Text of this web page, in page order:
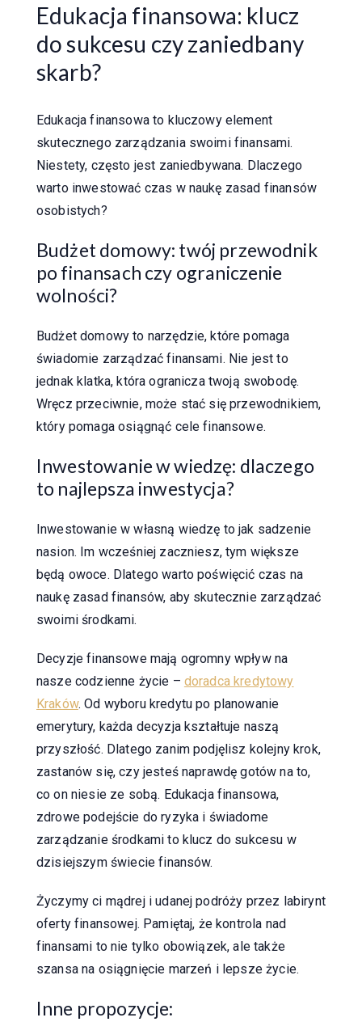
Edukacja finansowa: klucz
do sukcesu czy zaniedbany
skarb?
Edukacja finansowa to kluczowy element
skutecznego zarządzania swoimi finansami.
Niestety, często jest zaniedbywana. Dlaczego
warto inwestować czas w naukę zasad finansów
osobistych?
Budżet domowy: twój przewodnik
po finansach czy ograniczenie
wolności?
Budżet domowy to narzędzie, które pomaga
świadomie zarządzać finansami. Nie jest to
jednak klatka, która ogranicza twoją swobodę.
Wręcz przeciwnie, może stać się przewodnikiem,
który pomaga osiągnąć cele finansowe.
Inwestowanie w wiedzę: dlaczego
to najlepsza inwestycja?
Inwestowanie w własną wiedzę to jak sadzenie
nasion. Im wcześniej zaczniesz, tym większe
będą owoce. Dlatego warto poświęcić czas na
naukę zasad finansów, aby skutecznie zarządzać
swoimi środkami.
Decyzje finansowe mają ogromny wpływ na
nasze codzienne życie – doradca kredytowy
Kraków. Od wyboru kredytu po planowanie
emerytury, każda decyzja kształtuje naszą
przyszłość. Dlatego zanim podjęlisz kolejny krok,
zastanów się, czy jesteś naprawdę gotów na to,
co on niesie ze sobą. Edukacja finansowa,
zdrowe podejście do ryzyka i świadome
zarządzanie środkami to klucz do sukcesu w
dzisiejszym świecie finansów.
Życzymy ci mądrej i udanej podróży przez labirynt
oferty finansowej. Pamiętaj, że kontrola nad
finansami to nie tylko obowiązek, ale także
szansa na osiągnięcie marzeń i lepsze życie.
Inne propozycje: